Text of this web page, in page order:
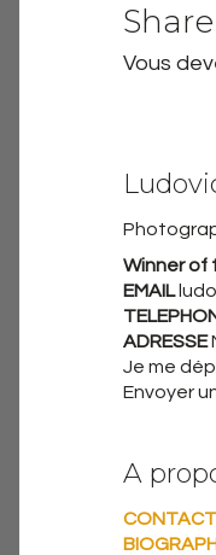
Vous
Winner of
EMAIL
ADRESSE
Je me
Envoyer
A
CONTACT